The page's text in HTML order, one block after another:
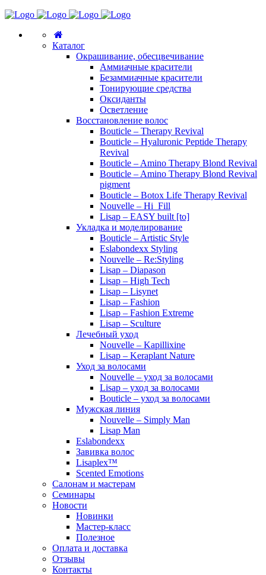
Каталог
Окрашивание, обесцвечивание
Аммиачные красители
Безаммиачные красители
Тонирующие средства
Оксиданты
Осветление
Восстановление волос
Bouticle – Therapy Revival
Bouticle – Hyaluronic Peptide Therapy
Revival
Bouticle – Amino Therapy Blond Revival
Bouticle – Amino Therapy Blond Revival
pigment
Bouticle – Botox Life Therapy Revival
Nouvelle – Hi_Fill
Lisap – EASY built [to]
Укладка и моделирование
Bouticle – Artistic Style
Eslabondexx Styling
Nouvelle – Re:Styling
Lisap – Diapason
Lisap – High Tech
Lisap – Lisynet
Lisap – Fashion
Lisap – Fashion Extreme
Lisap – Sculture
Лечебный уход
Nouvelle – Kapillixine
Lisap – Keraplant Nature
Уход за волосами
Nouvelle – уход за волосами
Lisap – уход за волосами
Bouticle – уход за волосами
Мужская линия
Nouvelle – Simply Man
Lisap Man
Eslabondexx
Завивка волос
Lisaplex™
Scented Emotions
Салонам и мастерам
Семинары
Новости
Новинки
Мастер-класс
Полезное
Оплата и доставка
Отзывы
Контакты